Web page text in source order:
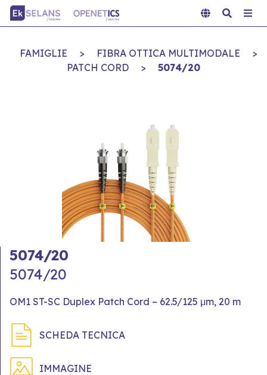
FAMIGLIE > FIBRA OTTICA MULTIMODALE
>
PATCH CORD
> 5074/20
5074/20
5074/20
OM1 ST-SC Duplex Patch Cord – 62.5/125 μm, 20 m
SCHEDA TECNICA
IMMAGINE